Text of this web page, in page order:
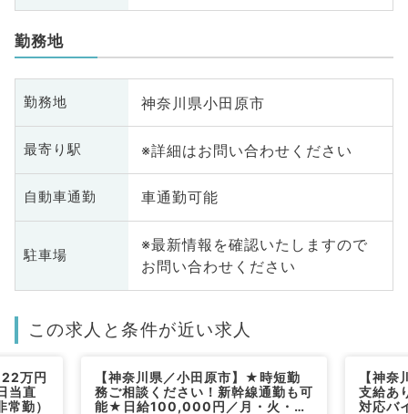
勤務地
勤務地 神奈川県小田原市
最寄り駅 ※詳細はお問い合わせください
自動車通勤 車通勤可能
駐車場
※最新情報を確認いたしますので
お問い合わせください
この求人と条件が近い求人
万円
当直
勤）
【神奈川県／小田原市】★時短勤
務ご相談ください！新幹線通勤も可
能★日給100,000円／月・火・
【神
支給あ
対応バ